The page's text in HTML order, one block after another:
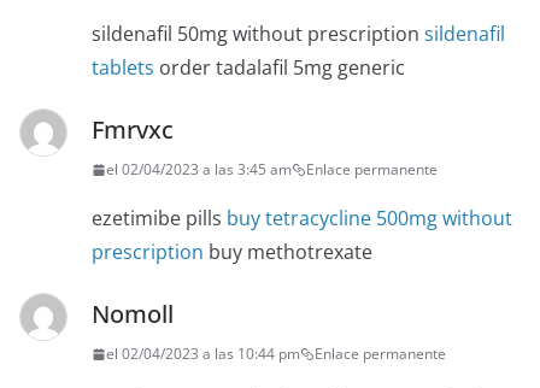
sildenafil 50mg without prescription sildenafil
tablets order tadalafil 5mg generic
Fmrvxc
el 02/04/2023 a las 3:45 am Enlace permanente
ezetimibe pills buy tetracycline 500mg without
prescription buy methotrexate
Nomoll
el 02/04/2023 a las 10:44 pm Enlace permanente